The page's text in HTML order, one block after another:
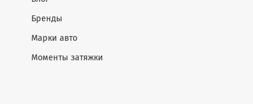
Бренды
Марки авто
Моменты затяжки